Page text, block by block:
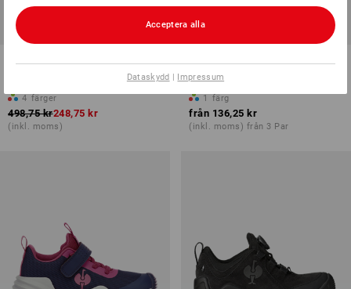
4 färger
498,75 kr248,75 kr
(inkl. moms)
1 färg
från 136,25 kr
(inkl. moms) från 3 Par
Acceptera alla
Dataskydd | Impressum